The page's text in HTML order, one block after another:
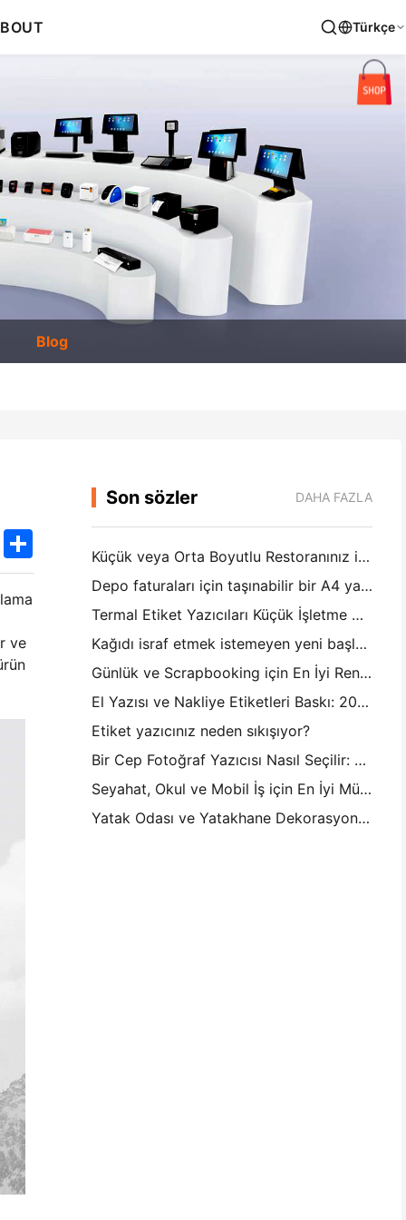
Türkçe
Blog
TwitterShare
ve
Son sözler DAHA FAZLA
Küçük veya Orta Boyutlu Restoranınız için Doğru Restoran Yazılımı Nasıl Seçilir
Depo faturaları için taşınabilir bir A4 yazıcıya ihtiyacınız var mı? Aslında ne çalışır
Termal Etiket Yazıcıları Küçük İşletme Ürünleri için Su Geçirmez Etiketler Yapabilir mi?
Kağıdı israf etmek istemeyen yeni başlayanlar için en iyi anlık kamera
Günlük ve Scrapbooking için En İyi Renkli Etiket Yapıcısı: Her Sayfaya Daha Fazla Renk Ekle
El Yazısı ve Nakliye Etiketleri Baskı: 2026'da Küçük İşletmeler İçin İpuçları
Etiket yazıcınız neden sıkışıyor?
Bir Cep Fotoğraf Yazıcısı Nasıl Seçilir: Günlük, Seyahat ve iPhone Kullanıcıları için Tam Bir Kılavuz
Seyahat, Okul ve Mobil İş için En İyi Mürekkepsiz Taşınabilir Yazıcı: Hanin MT620 Pro İnceleme
Yatak Odası ve Yatakhane Dekorasyonu için Mini Fotoğraf Duvar Düzenleme Fikirleri ve İpuçları